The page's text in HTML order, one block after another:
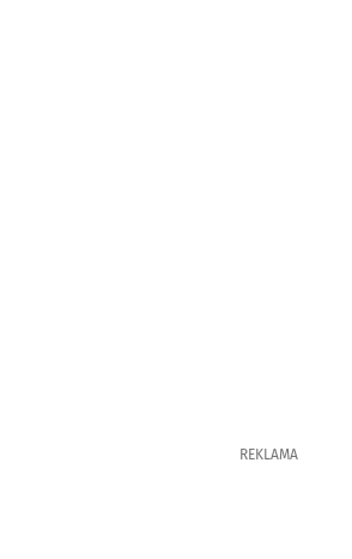
REKLAMA